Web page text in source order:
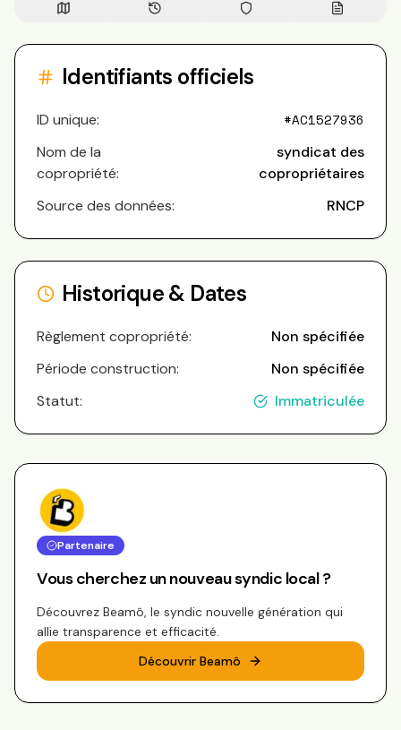
Identifiants officiels
ID unique: #AC1527936
Nom de la
copropriété:
syndicat des
copropriétaires
Source des données:
RNCP
Historique & Dates
Règlement copropriété:
Non spécifiée
Période construction:
Non spécifiée
Statut:
Immatriculée
Partenaire
Vous cherchez un nouveau syndic local ?
Découvrez Beamô, le syndic nouvelle génération qui
allie transparence et efficacité.
Découvrir Beamô